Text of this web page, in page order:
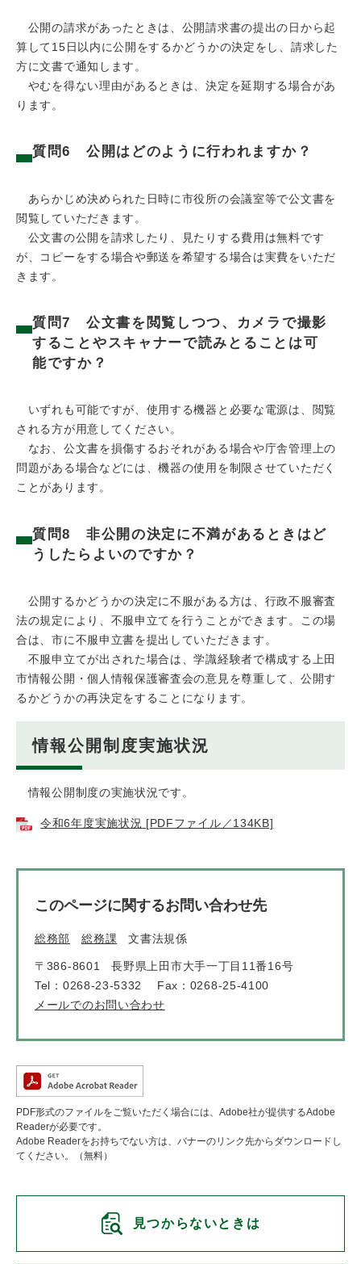
公開の請求があったときは、公開請求書の提出の日から起
算して15日以内に公開をするかどうかの決定をし、請求した
方に文書で通知します。
やむを得ない理由があるときは、決定を延期する場合があ
ります。
質問6 公開はどのように行われますか？
あらかじめ決められた日時に市役所の会議室等で公文書を
閲覧していただきます。
公文書の公開を請求したり、見たりする費用は無料です
が、コピーをする場合や郵送を希望する場合は実費をいただ
きます。
質問7 公文書を閲覧しつつ、カメラで撮影
することやスキャナーで読みとることは可
能ですか？
いずれも可能ですが、使用する機器と必要な電源は、閲覧
される方が用意してください。
なお、公文書を損傷するおそれがある場合や庁舎管理上の
問題がある場合などには、機器の使用を制限させていただく
ことがあります。
質問8 非公開の決定に不満があるときはど
うしたらよいのですか？
公開するかどうかの決定に不服がある方は、行政不服審査
法の規定により、不服申立てを行うことができます。この場
合は、市に不服申立書を提出していただきます。
不服申立てが出された場合は、学識経験者で構成する上田
市情報公開・個人情報保護審査会の意見を尊重して、公開す
るかどうかの再決定をすることになります。
情報公開制度実施状況
情報公開制度の実施状況です。
令和6年度実施状況 [PDFファイル／134KB]
このページに関するお問い合わせ先
総務部 総務課 文書法規係
〒386-8601
長野県上田市大手一丁目11番16号
Tel：0268-23-5332
Fax：0268-25-4100
メールでのお問い合わせ
PDF形式のファイルをご覧いただく場合には、Adobe社が提供するAdobe
Readerが必要です。
Adobe Readerをお持ちでない方は、バナーのリンク先からダウンロードし
てください。（無料）
見つからないときは